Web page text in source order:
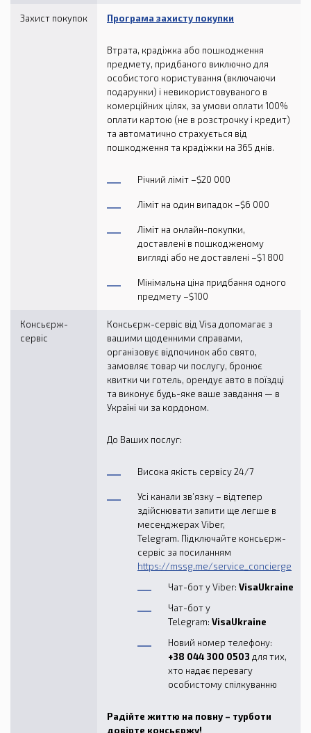
Захист покупок Програма захисту покупки
Втрата, крадіжка або пошкодження
предмету, придбаного виключно для
особистого користування (включаючи
подарунки) і невикористовуваного в
комерційних цілях, за умови оплати 100%
оплати картою (не в розстрочку і кредит)
та автоматично страхується від
пошкодження та крадіжки на 365 днів.
Річний ліміт –$20 000
Ліміт на один випадок –$6 000
Ліміт на онлайн-покупки,
доставленi в пошкодженому
вигляді або не доставлені –$1 800
Мінімальна ціна придбання одного
предмету –$100
Консьєрж-
сервіс
Консьєрж-сервіс від Visa допомагає з
вашими щоденними справами,
організовує відпочинок або свято,
замовляє товар чи послугу, бронює
квитки чи готель, орендує авто в поїздці
та виконує будь-яке ваше завдання — в
Україні чи за кордоном.
До Ваших послуг:
Висока якість сервісу 24/7
Усі канали зв’язку – відтепер
здійснювати запити ще легше в
месенджерах Viber,
Telegram. Підключайте консьєрж-
сервіс за посиланням
https://mssg.me/service_concierge
Чат-бот у Viber: VisaUkraine
Чат-бот у
Telegram: VisaUkraine
Новий номер телефону:
+38 044 300 0503 для тих,
хто надає перевагу
особистому спілкуванню
Радійте життю на повну – турботи
довірте консьєржу!